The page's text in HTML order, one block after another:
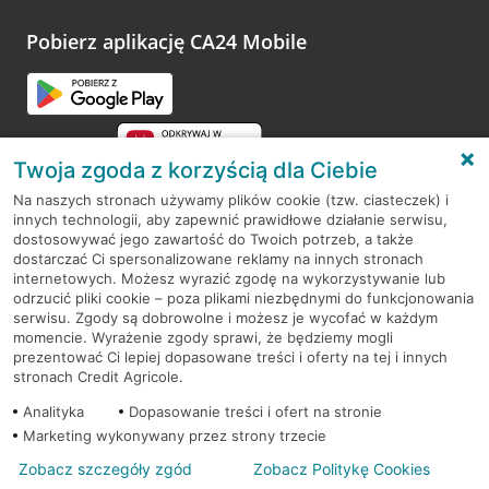
Zatwierdź włączenie usługi parkingów
PIN-em mobilnym
Korzyści
Zaloguj się i kliknij zakładkęKorzyścina
Przejdź do zakładki Usługi. Tam w sekcji
Aktywny biletwyświetlamy Ci Twój bilet
parkingowy
Przejdź do zakładki usługi. Tam w sekcji
Aktywny bilet
parkingowy
Pobierz aplikację CA24 Mobile
RODO
Regulamin serwisu
Mapa serwisu
PolitykaCookies
© 2026 Credit Agricole Bank Polska S.A. Wszelkie prawa zastrzeżone
Twoja zgoda z korzyścią dla Ciebie
Na naszych stronach używamy plików cookie (tzw. ciasteczek) i
innych technologii, aby zapewnić prawidłowe działanie serwisu,
dostosowywać jego zawartość do Twoich potrzeb, a także
dostarczać Ci spersonalizowane reklamy na innych stronach
internetowych. Możesz wyrazić zgodę na wykorzystywanie lub
odrzucić pliki cookie – poza plikami niezbędnymi do funkcjonowania
serwisu. Zgody są dobrowolne i możesz je wycofać w każdym
momencie. Wyrażenie zgody sprawi, że będziemy mogli
prezentować Ci lepiej dopasowane treści i oferty na tej i innych
stronach Credit Agricole.
Analityka
Dopasowanie treści i ofert na stronie
Marketing wykonywany przez strony trzecie
Zobacz szczegóły zgód Zobacz Politykę Cookies